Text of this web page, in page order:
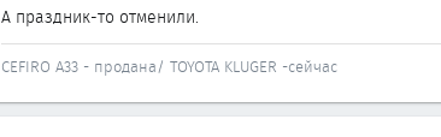
А праздник-то отменили.
CEFIRO A33 - продана/ TOYOTA KLUGER -сейчас